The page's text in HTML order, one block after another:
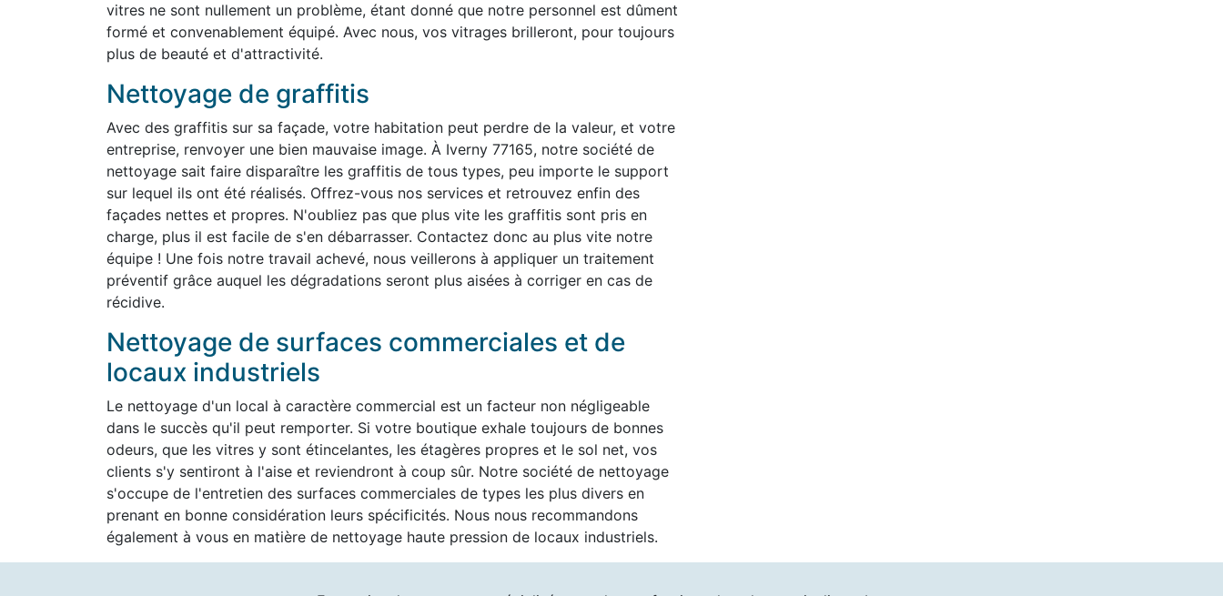
vitres ne sont nullement un problème, étant donné que notre personnel est dûment
formé et convenablement équipé. Avec nous, vos vitrages brilleront, pour toujours
plus de beauté et d'attractivité.
Nettoyage de graffitis
Avec des graffitis sur sa façade, votre habitation peut perdre de la valeur, et votre
entreprise, renvoyer une bien mauvaise image. À Iverny 77165, notre société de
nettoyage sait faire disparaître les graffitis de tous types, peu importe le support
sur lequel ils ont été réalisés. Offrez-vous nos services et retrouvez enfin des
façades nettes et propres. N'oubliez pas que plus vite les graffitis sont pris en
charge, plus il est facile de s'en débarrasser. Contactez donc au plus vite notre
équipe ! Une fois notre travail achevé, nous veillerons à appliquer un traitement
préventif grâce auquel les dégradations seront plus aisées à corriger en cas de
récidive.
Nettoyage de surfaces commerciales et de
locaux industriels
Le nettoyage d'un local à caractère commercial est un facteur non négligeable
dans le succès qu'il peut remporter. Si votre boutique exhale toujours de bonnes
odeurs, que les vitres y sont étincelantes, les étagères propres et le sol net, vos
clients s'y sentiront à l'aise et reviendront à coup sûr. Notre société de nettoyage
s'occupe de l'entretien des surfaces commerciales de types les plus divers en
prenant en bonne considération leurs spécificités. Nous nous recommandons
également à vous en matière de nettoyage haute pression de locaux industriels.